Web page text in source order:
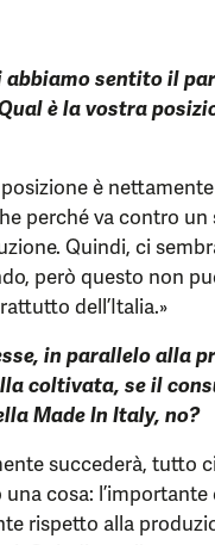
abbiamo sentito il
è la vostra
è
perché va contro
Quindi, ci
però questo non
dell’Italia.»
in parallelo alla
coltivata, se il
Made In Italy, no?
succederà, tutto
una cosa:
rispetto alla